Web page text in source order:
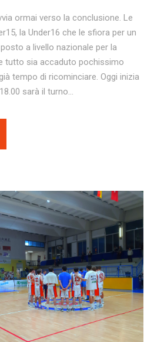
ormai verso la conclusione. Le
la Under16 che le sfiora per un
a livello nazionale per la
tutto sia accaduto pochissimo
tempo di ricominciare. Oggi inizia
sarà il turno...